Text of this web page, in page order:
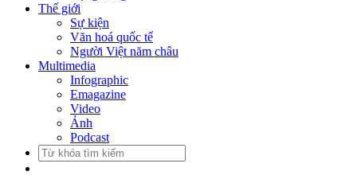
Thế giới
Sự kiện
Văn hoá quốc tế
Người Việt năm châu
Multimedia
Infographic
Emagazine
Video
Ảnh
Podcast